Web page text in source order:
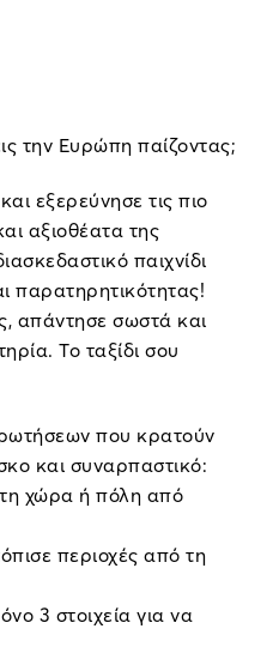
την Ευρώπη παίζοντας;
εξερεύνησε τις πιο
αξιοθέατα της
παιχνίδι
παρατηρητικότητας!
απάντησε σωστά και
Το ταξίδι σου
που κρατούν
και συναρπαστικό:
χώρα ή πόλη από
περιοχές από τη
3 στοιχεία για να